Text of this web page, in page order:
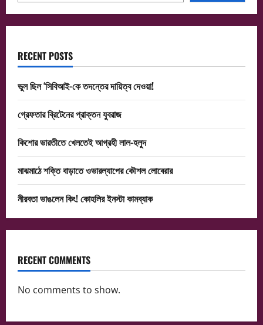
RECENT POSTS
ভুল ছিল ‘সিবিআই-কে তদন্তের দায়িত্ব দেওয়া!
গ্রেফতার ব্রিটেনের প্রাক্তন যুবরাজ
কিশোর ভারতীতে খেলতেই আগ্রহী লাল-হলুদ
মাঝমাঠে শক্তি বাড়াতে ওভারল্যাপের কৌশল লোবেরার
নীরবতা ভাঙলেন কিং! কোহলির ইনস্টা কামব্যাক
RECENT COMMENTS
No comments to show.